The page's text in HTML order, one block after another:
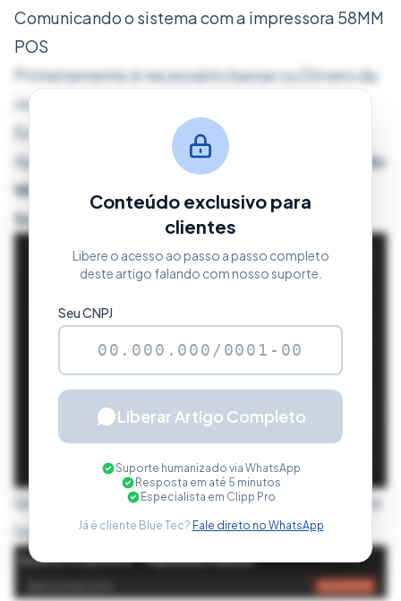
Comunicando o sistema com a impressora 58MM
POS
Primeiramente é necessário baixar os Dirvers da
impressora, para isso
Extraia os arquivos dentro de uma pasta.
Após extrair os arquivos, vá até o
Menu Iniciar do
Windows
- pesquise por
Scanners
Quando abrir, clique emAdicionar dispositivo
e
logo depoisAdicionar manualmente
Conteúdo exclusivo para
clientes
Libere o acesso ao passo a passo completo
deste artigo falando com nosso suporte.
Seu CNPJ
Liberar Artigo Completo
Suporte humanizado via WhatsApp
Resposta em até 5 minutos
Especialista em Clipp Pro
Já é cliente Blue Tec? Fale direto no WhatsApp